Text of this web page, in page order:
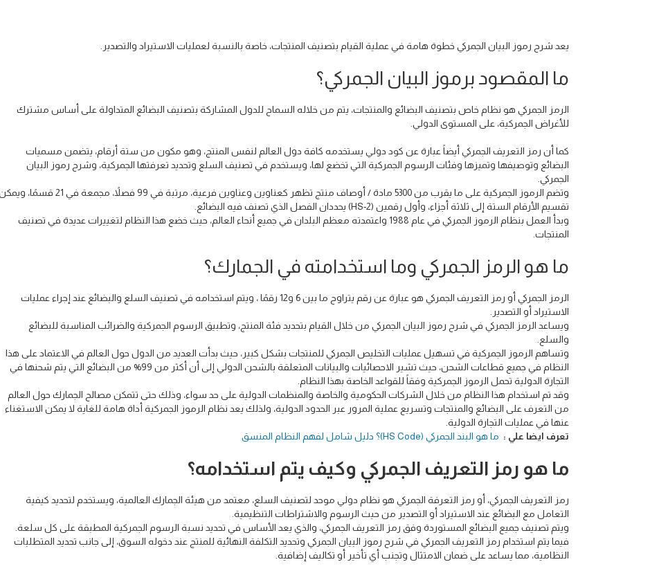
يعد شرح رموز البيان الجمركي خطوة هامة في عملية القيام بتصنيف المنتجات، خاصة بالنسبة لعمليات الاستيراد والتصدير.
ما المقصود برموز البيان الجمركي؟
الرمز الجمركي هو نظام خاص بتصنيف البضائع والمنتجات، يتم من خلاله السماح للدول المشاركة بتصنيف البضائع المتداولة على أساس مشترك
للأغراض الجمركية، على المستوى الدولي.
كما أن رمز التعريف الجمركي أيضاً عبارة عن كود دولي يستخدمه كافة دول العالم لنفس المنتج، وهو مكون من ستة أرقام، يتضمن مسميات
البضائع وتوصيفها وتميزها وفئات الرسوم الجمركية التي تخضع لها، ويستخدم في تصنيف السلع وتحديد تعرفتها الجمركية، وشرح رموز البيان
الجمركي.
وتضم الرموز الجمركية على ما يقرب من 5300 مادة / أوصاف منتج تظهر كعناوين وعناوين فرعية، مرتبة في 99 فصلاً، مجمعة في 21
تقسيم الأرقام الستة إلى ثلاثة أجزاء، وأول رقمين (HS-2) يحددان الفصل الذي تصنف فيه البضائع.
وبدأ العمل بنظام الرموز الجمركي في عام 1988 واعتمدته معظم البلدان في جميع أنحاء العالم، حيث خضع هذا النظام لتغييرات عديدة في تصنيف
المنتجات.
ما هو الرمز الجمركي وما استخدامته في الجمارك؟
الرمز الجمركي أو رمز التعريف الجمركي هو عبارة عن رقم يتراوح ما بين 6 و12 رقمًا ، ويتم استخدامه في تصنيف السلع والبضائع عند إجراء عمليات
الاستيراد أو التصدير.
ويساعد الرمز الجمركي في شرح رموز البيان الجمركي من خلال القيام بتحديد فئة المنتج، وتطبيق الرسوم الجمركية والضرائب المناسبة للبضائع
والسلع.
وتساهم الرموز الجمركية في تسهيل عمليات التخليص الجمركي للمنتجات بشكل كبير، حيث بدأت العديد من الدول حول العالم في الاعتماد على هذا
النظام في جميع قطاعات الشحن، حيث تشير الاحصائيات والبيانات المتعلقة بالشحن الدولي إلى أن أكثر من 99% من البضائع التي يتم شحنها في
التجارة الدولية تحمل الرموز الجمركية وفقاً للقواعد الخاصة بهذا النظام.
وقد تم استخدام هذا النظام من خلال الشركات الحكومية والخاصة والمنظمات الدولية على حد سواء، وذلك حتى تتمكن مصالح الجمارك حول العالم
من التعرف على البضائع والمنتجات وتسريع عملية المرور عبر الحدود الدولية، ولذلك يعد نظام الرموز الجمركية أداة هامة للغاية لا يمكن الاستغناء
عنها في عمليات التجارة الدولية.
تعرف ايضا علي : ما هو البند الجمركي (HS Code)؟ دليل شامل لفهم النظام المنسق
ما هو رمز التعريف الجمركي وكيف يتم استخدامه؟
رمز التعريف الجمركي، أو رمز التعرفة الجمركي هو نظام دولي موحد لتصنيف السلع، معتمد من هيئة الجمارك العالمية، ويستخدم لتحديد كيفية
التعامل مع البضائع عند الاستيراد أو التصدير من حيث الرسوم والاشتراطات التنظيمية.
ويتم تصنيف جميع البضائع المستوردة وفق رمز التعريف الجمركي، والذي يعد الأساس في تحديد نسبة الرسوم الجمركية المطبقة على كل سلعة.
فيما يتم استخدام رمز التعريف الجمركي في شرح رموز البيان الجمركي وتحديد التكلفة النهائية للمنتج عند دخوله السوق، إلى جانب تحديد المتطلبات
النظامية، مما يساعد على ضمان الامتثال وتجنب أي تأخير أو تكاليف إضافية.